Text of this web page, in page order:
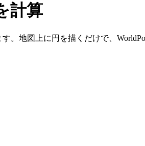
計算
地図上に円を描くだけで、